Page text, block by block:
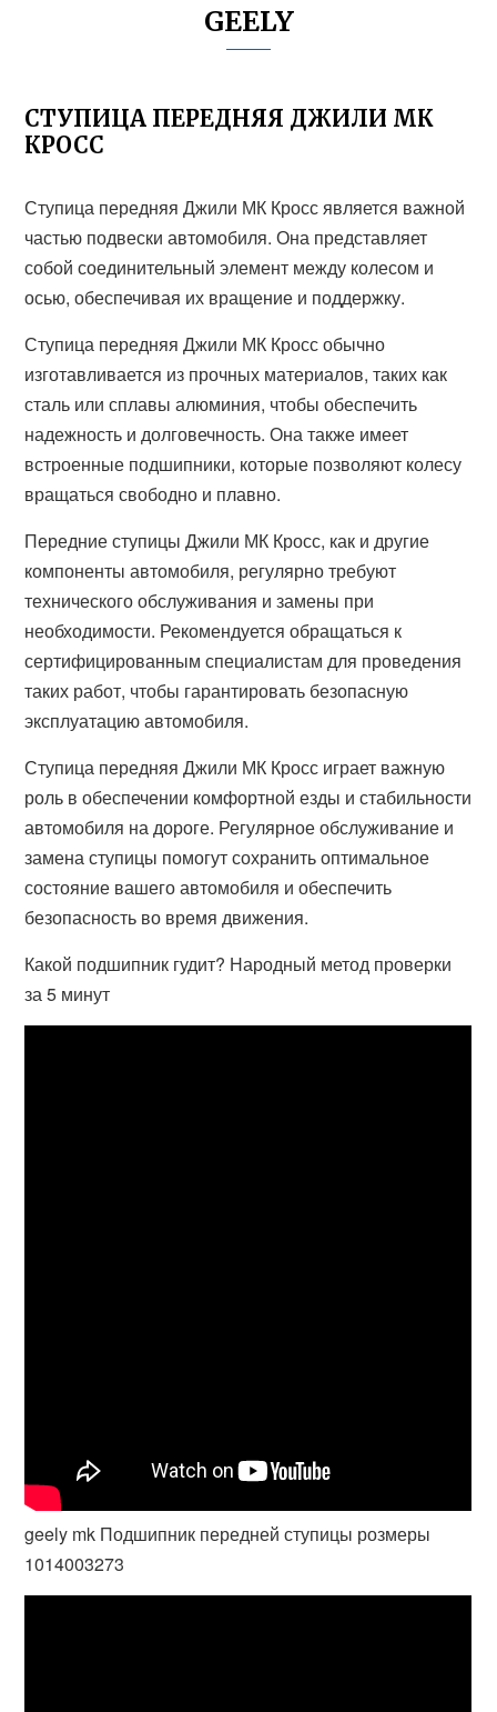
GEELY
СТУПИЦА ПЕРЕДНЯЯ ДЖИЛИ МК
КРОСС
Ступица передняя Джили МК Кросс является важной
частью подвески автомобиля. Она представляет
собой соединительный элемент между колесом и
осью, обеспечивая их вращение и поддержку.
Ступица передняя Джили МК Кросс обычно
изготавливается из прочных материалов, таких как
сталь или сплавы алюминия, чтобы обеспечить
надежность и долговечность. Она также имеет
встроенные подшипники, которые позволяют колесу
вращаться свободно и плавно.
Передние ступицы Джили МК Кросс, как и другие
компоненты автомобиля, регулярно требуют
технического обслуживания и замены при
необходимости. Рекомендуется обращаться к
сертифицированным специалистам для проведения
таких работ, чтобы гарантировать безопасную
эксплуатацию автомобиля.
Ступица передняя Джили МК Кросс играет важную
роль в обеспечении комфортной езды и стабильности
автомобиля на дороге. Регулярное обслуживание и
замена ступицы помогут сохранить оптимальное
состояние вашего автомобиля и обеспечить
безопасность во время движения.
Какой подшипник гудит? Народный метод проверки
за 5 минут
geely mk Подшипник передней ступицы розмеры
1014003273